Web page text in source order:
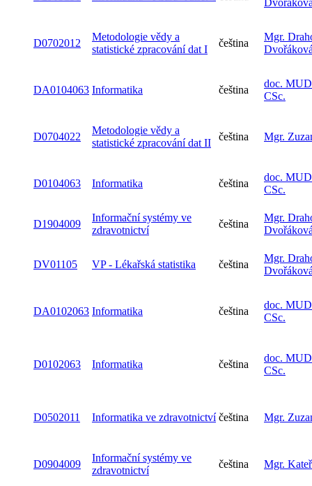
D0702012
Metodologie vědy a
statistické zpracování dat I
čeština
Mgr.
DA0104063 Informatika čeština
doc.
CSc.
D0704022
Metodologie vědy a
statistické zpracování dat II
čeština Mgr.
D0104063 Informatika čeština
doc.
CSc.
D1904009
Informační systémy ve
zdravotnictví
čeština
Mgr.
DV01105 VP - Lékařská statistika čeština
Mgr.
DA0102063 Informatika čeština
doc.
CSc.
D0102063 Informatika čeština
doc.
CSc.
D0502011 Informatika ve zdravotnictví čeština Mgr.
D0904009
Informační systémy ve
zdravotnictví
čeština Mgr.